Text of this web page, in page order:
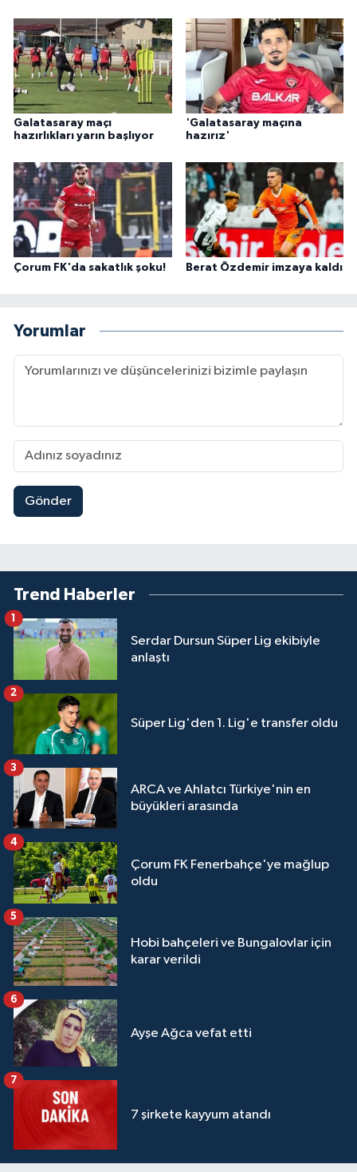
Galatasaray maçı
hazırlıkları yarın başlıyor
'Galatasaray maçına
hazırız'
Çorum FK'da sakatlık şoku! Berat Özdemir imzaya kaldı
Yorumlar
Gönder
Trend Haberler
Serdar Dursun Süper Lig ekibiyle
anlaştı
1
Süper Lig'den 1. Lig'e transfer oldu
2
ARCA ve Ahlatcı Türkiye'nin en
büyükleri arasında
3
Çorum FK Fenerbahçe'ye mağlup
oldu
4
Hobi bahçeleri ve Bungalovlar için
karar verildi
5
Ayşe Ağca vefat etti
6
7 şirkete kayyum atandı
7